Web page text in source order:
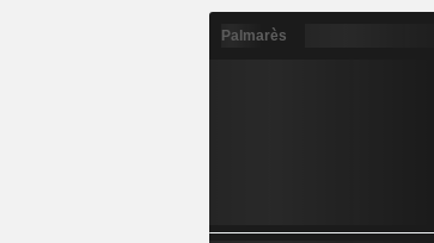
Palmarès